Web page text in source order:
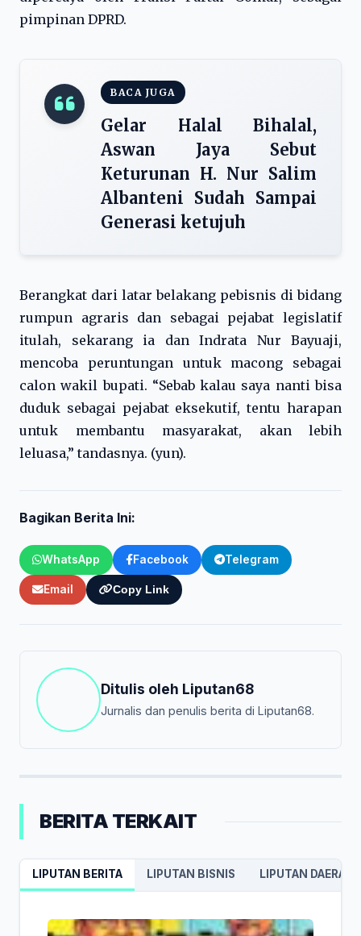
pimpinan DPRD.
BACA JUGA
Gelar Halal Bihalal,
Aswan Jaya Sebut
Keturunan H. Nur Salim
Albanteni Sudah Sampai
Generasi ketujuh
Berangkat dari latar belakang pebisnis di bidang
rumpun agraris dan sebagai pejabat legislatif
itulah, sekarang ia dan Indrata Nur Bayuaji,
mencoba peruntungan untuk macong sebagai
calon wakil bupati. “Sebab kalau saya nanti bisa
duduk sebagai pejabat eksekutif, tentu harapan
untuk membantu masyarakat, akan lebih
leluasa,” tandasnya. (yun).
Bagikan Berita Ini:
WhatsApp Facebook Telegram
Email Copy Link
Ditulis oleh Liputan68
Jurnalis dan penulis berita di Liputan68.
BERITA TERKAIT
LIPUTAN BERITA LIPUTAN BISNIS LIPUTAN DAERAH